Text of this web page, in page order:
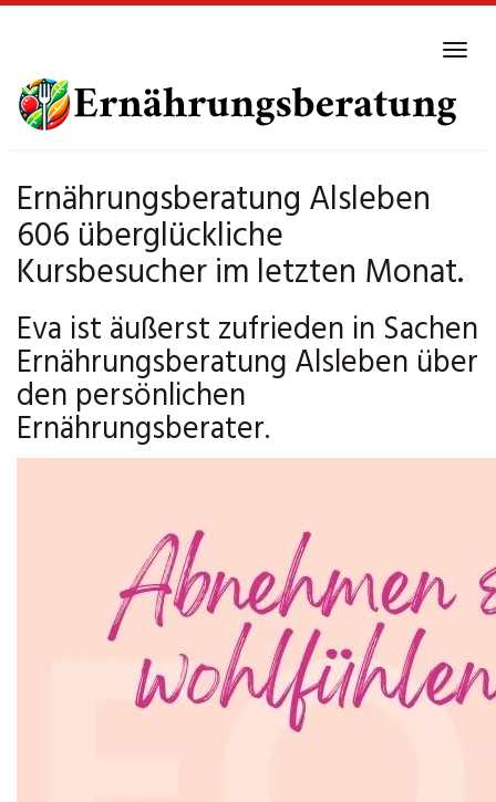
main
content
Ernährungsberatung Alsleben
606 überglückliche
Kursbesucher im letzten Monat.
Eva ist äußerst zufrieden in Sachen
Ernährungsberatung Alsleben über
den persönlichen
Ernährungsberater.